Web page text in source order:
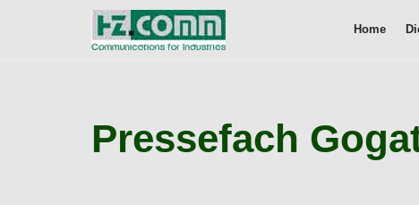
Home
Pressefach